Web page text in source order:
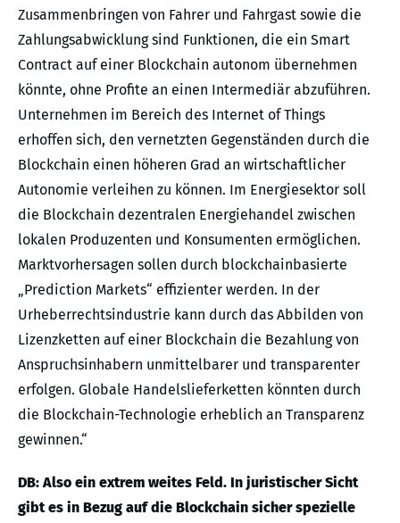
Zusammenbringen von Fahrer und Fahrgast sowie die
Zahlungsabwicklung sind Funktionen, die ein Smart
Contract auf einer Blockchain autonom übernehmen
könnte, ohne Profite an einen Intermediär abzuführen.
Unternehmen im Bereich des Internet of Things
erhoffen sich, den vernetzten Gegenständen durch die
Blockchain einen höheren Grad an wirtschaftlicher
Autonomie verleihen zu können. Im Energiesektor soll
die Blockchain dezentralen Energiehandel zwischen
lokalen Produzenten und Konsumenten ermöglichen.
Marktvorhersagen sollen durch blockchainbasierte
„Prediction Markets“ effizienter werden. In der
Urheberrechtsindustrie kann durch das Abbilden von
Lizenzketten auf einer Blockchain die Bezahlung von
Anspruchsinhabern unmittelbarer und transparenter
erfolgen. Globale Handelslieferketten könnten durch
die Blockchain-Technologie erheblich an Transparenz
gewinnen.“
DB: Also ein extrem weites Feld. In juristischer Sicht
gibt es in Bezug auf die Blockchain sicher spezielle